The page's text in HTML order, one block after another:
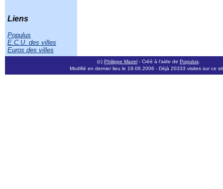
Liens
Populus
E.C.U. des villes
Euros des villes
(c) Philippe Mazel - Créé à l'aide de Populus
Modifié en dernier lieu le 19.06.2006 - Déjà 20333 visites sur ce